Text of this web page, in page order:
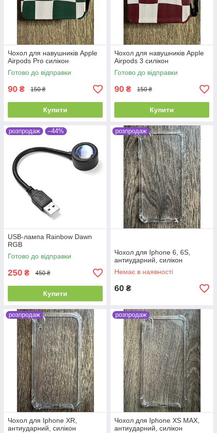
Чохол для навушників Apple
Airpods Pro силікон
Готово до відправки
90 ₴ 150 ₴
Купити
Чохол для навушників Apple
Airpods 3 силікон
Готово до відправки
90 ₴ 150 ₴
Купити
розпродаж –44%
USB-лампа Rainbow Dawn
RGB
Готово до відправки
250 ₴ 450 ₴
Купити
розпродаж
Чохол для Iphone 6, 6S,
антиударний, силікон
Немає в наявності
60 ₴
розпродаж
Чохол для Iphone XR,
антиударний, силікон
розпродаж
Чохол для Iphone XS MAX,
антиударний, силікон